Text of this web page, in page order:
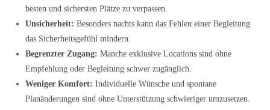
besten und sichersten Plätze zu verpassen.
Unsicherheit: Besonders nachts kann das Fehlen einer Begleitung
das Sicherheitsgefühl mindern.
Begrenzter Zugang: Manche exklusive Locations sind ohne
Empfehlung oder Begleitung schwer zugänglich.
Weniger Komfort: Individuelle Wünsche und spontane
Planänderungen sind ohne Unterstützung schwieriger umzusetzen.